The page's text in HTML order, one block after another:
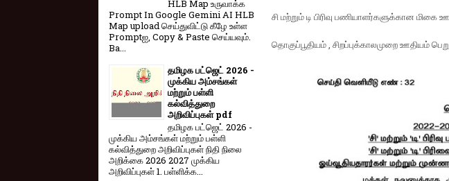
சி மற்றும் டி பிரிவு பணியாளர்களுக்கான மிகை
தொகுப்பூதியம் , சிறப்புக்காலமுறை ஊதியம்
HLB Map உருவாக்க
Prompt In Google Gemini AI HLB
Map upload செய்துவிட்டு கீழே உள்ள
Promptஐ, Copy & Paste செய்யவும்.
Ba...
தமிழக பட்ஜெட் 2026 -
முக்கிய அம்சங்கள்
மற்றும் பள்ளி
கல்வித்துறை
அறிவிப்புகள் pdf
தமிழக பட்ஜெட் 2026 -
முக்கிய அம்சங்கள் மற்றும் பள்ளி
கல்வித்துறை அறிவிப்புகள் நிதி நிலை
அறிக்கை 2026 2027 முக்கிய
அறிவிப்புகள் 1. பள்ளிக்க...